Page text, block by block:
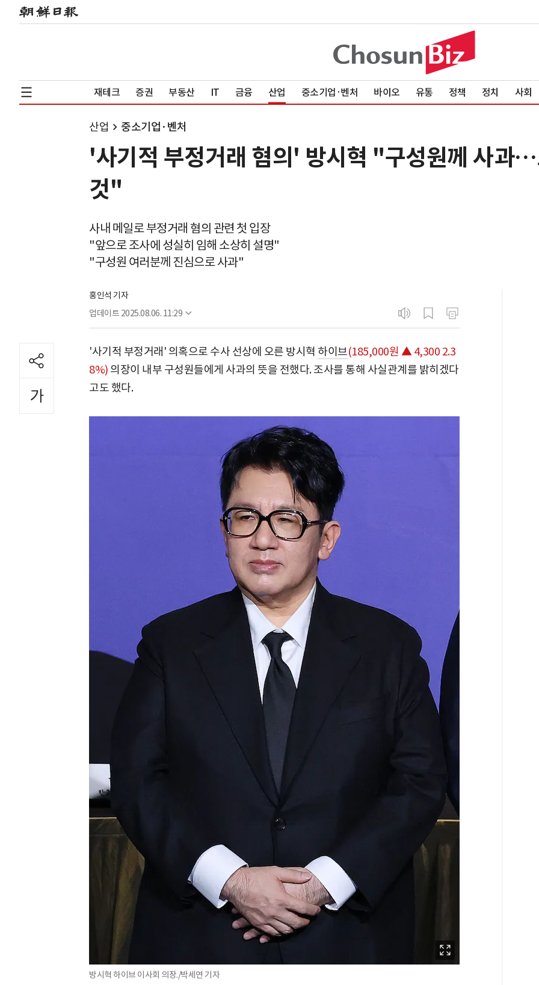
재테크 증권 부동산 IT 금융 산업 중소기업·벤처 바이오 유통 정책 정치 사회
산업 중소기업·벤처
'사기적 부정거래 혐의' 방시혁 "구성원께 사과
것"
사내 메일로 부정거래 혐의 관련 첫 입장
"앞으로 조사에 성실히 임해 소상히 설명"
"구성원 여러분께 진심으로 사과"
홍인석 기자
업데이트 2025.08.06. 11:29
'사기적 부정거래' 의혹으로 수사 선상에 오른 방시혁 하이브(185,000원 ▲ 4,300 2.3
8%) 의장이 내부 구성원들에게 사과의 뜻을 전했다. 조사를 통해 사실관계를 밝히겠다
고도 했다.
방시혁 하이브 이사회 의장./박세연 기자